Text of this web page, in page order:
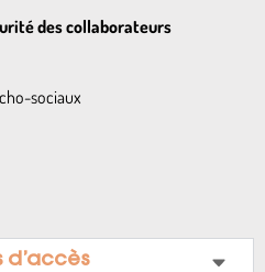
des collaborateurs
sociaux
d’accès